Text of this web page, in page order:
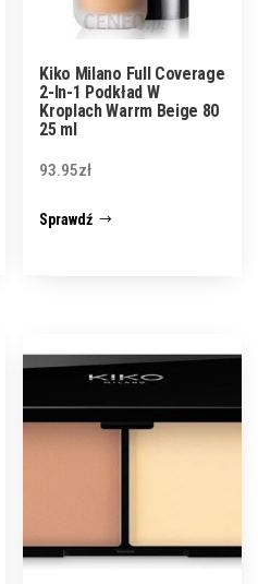
Kiko Milano Full Coverage
2-In-1 Podkład W
Kroplach Warrm Beige 80
25 ml
93.95zł
Sprawdź